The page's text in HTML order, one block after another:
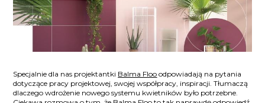
Specjalnie dla nas projektantki Balma Floo odpowiadają na pytania
dotyczące pracy projektowej, swojej współpracy, inspiracji. Tłumaczą
dlaczego wdrożenie nowego systemu kwietników było potrzebne.